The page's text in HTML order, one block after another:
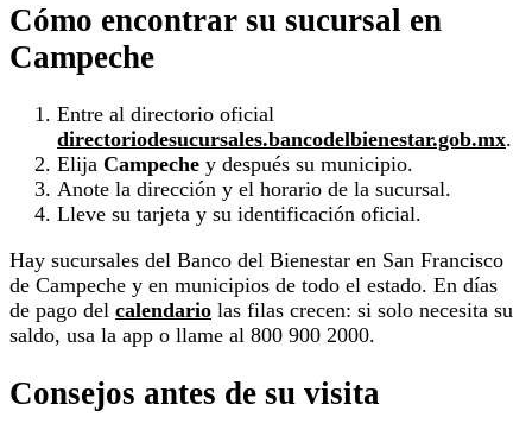
Cómo encontrar su sucursal en
Campeche
Entre al directorio oficial
directoriodesucursales.bancodelbienestar.gob.mx.
Elija Campeche y después su municipio.
Anote la dirección y el horario de la sucursal.
Lleve su tarjeta y su identificación oficial.
Hay sucursales del Banco del Bienestar en San Francisco
de Campeche y en municipios de todo el estado. En días
de pago del calendario las filas crecen: si solo necesita su
saldo, usa la app o llame al 800 900 2000.
Consejos antes de su visita